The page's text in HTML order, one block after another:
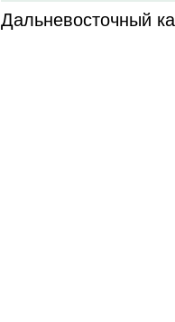
Дальневосточный